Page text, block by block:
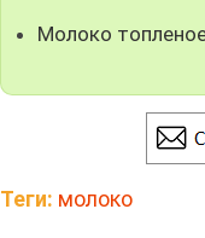
Молоко
Теги: молоко